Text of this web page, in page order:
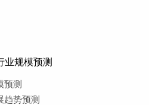
业规模预测
预测
趋势预测